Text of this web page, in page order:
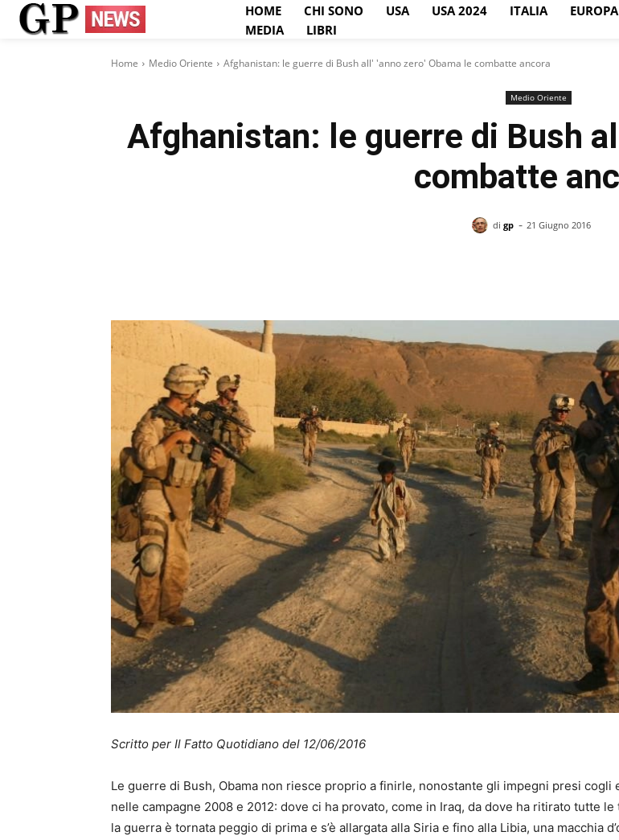
HOME CHI SONO USA USA 2024 ITALIA EUROPA
MEDIA
LIBRI
Home Medio Oriente Afghanistan: le guerre di Bush all' 'anno zero' Obama le combatte ancora
Medio Oriente
Afghanistan: le guerre di Bush
combatte
di gp - 21 Giugno 2016
Scritto per Il Fatto Quotidiano del 12/06/2016
Le guerre di Bush, Obama non riesce proprio a finirle, nonostante gli impegni presi cogli
nelle campagne 2008 e 2012: dove ci ha provato, come in Iraq, da dove ha ritirato tutte le
la guerra è tornata peggio di prima e s’è allargata alla Siria e fino alla Libia, una macchia